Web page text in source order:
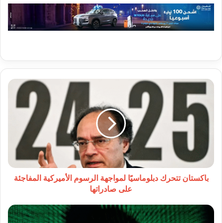
باكستان
تتحرك
دبلوماسيًا
لمواجهة
الرسوم
المفاجئة
على
صادراتها
باكستان تتحرك دبلوماسيًا لمواجهة الرسوم الأميركية المفاجئة
على صادراتها
حملة
أمنية